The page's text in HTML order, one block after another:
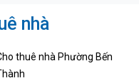
nhà
thuê nhà Phường Bến